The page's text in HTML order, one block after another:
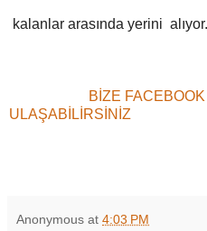
kalanlar arasında yerini alıyor.
BİZE
ULAŞABİLİRSİNİZ
Anonymous at 4:03 PM